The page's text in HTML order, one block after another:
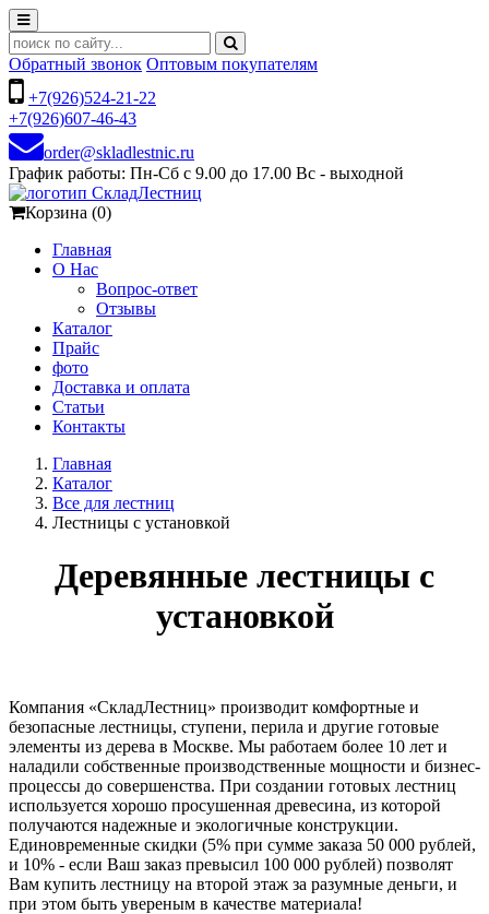
Обратный звонок Оптовым покупателям
+7(926)524-21-22
+7(926)607-46-43
order@skladlestnic.ru
График работы: Пн-Сб с 9.00 до 17.00 Вс - выходной
Корзина (0)
Главная
О Нас
Вопрос-ответ
Отзывы
Каталог
Прайс
фото
Доставка и оплата
Статьи
Контакты
Главная
Каталог
Все для лестниц
Лестницы с установкой
Деревянные лестницы с
установкой
Компания «СкладЛестниц» производит комфортные и
безопасные лестницы, ступени, перила и другие готовые
элементы из дерева в Москве. Мы работаем более 10 лет и
наладили собственные производственные мощности и бизнес-
процессы до совершенства. При создании готовых лестниц
используется хорошо просушенная древесина, из которой
получаются надежные и экологичные конструкции.
Единовременные скидки (5% при сумме заказа 50 000 рублей,
и 10% - если Ваш заказ превысил 100 000 рублей) позволят
Вам купить лестницу на второй этаж за разумные деньги, и
при этом быть увереным в качестве материала!